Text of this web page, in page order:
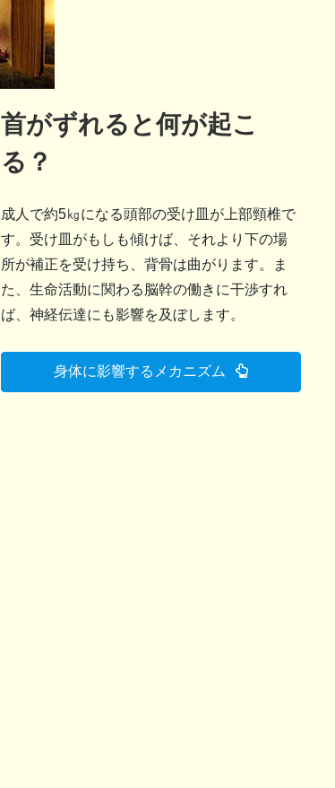
首がずれると何が起こ
る？
成人で約5㎏になる頭部の受け皿が上部頸椎で
す。受け皿がもしも傾けば、それより下の場
所が補正を受け持ち、背骨は曲がります。ま
た、生命活動に関わる脳幹の働きに干渉すれ
ば、神経伝達にも影響を及ぼします。
身体に影響するメカニズム